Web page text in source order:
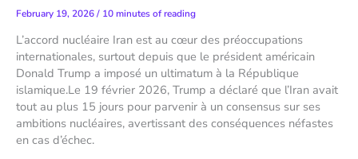
February 19, 2026/ 10 minutes of reading
L’accord nucléaire Iran est au cœur des préoccupations
internationales, surtout depuis que le président américain
Donald Trump a imposé un ultimatum à la République
islamique.Le 19 février 2026, Trump a déclaré que l’Iran avait
tout au plus 15 jours pour parvenir à un consensus sur ses
ambitions nucléaires, avertissant des conséquences néfastes
en cas d’échec.